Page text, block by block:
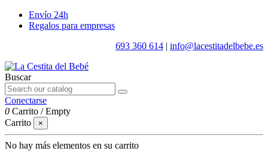
Envío 24h
Regalos para empresas
693 360 614 | info@lacestitadelbebe.es
Buscar
Conectarse
0 Carrito /Empty
Carrito
×
No hay más elementos en su carrito